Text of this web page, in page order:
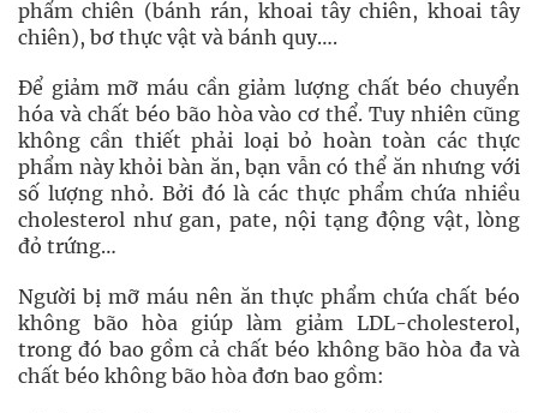
phẩm chiên (bánh rán, khoai tây chiên, khoai tây
chiên), bơ thực vật và bánh quy….
Để giảm mỡ máu cần giảm lượng chất béo chuyển
hóa và chất béo bão hòa vào cơ thể. Tuy nhiên cũng
không cần thiết phải loại bỏ hoàn toàn các thực
phẩm này khỏi bàn ăn, bạn vẫn có thể ăn nhưng với
số lượng nhỏ. Bởi đó là các thực phẩm chứa nhiều
cholesterol như gan, pate, nội tạng động vật, lòng
đỏ trứng…
Người bị mỡ máu nên ăn thực phẩm chứa chất béo
không bão hòa giúp làm giảm LDL-cholesterol,
trong đó bao gồm cả chất béo không bão hòa đa và
chất béo không bão hòa đơn bao gồm: